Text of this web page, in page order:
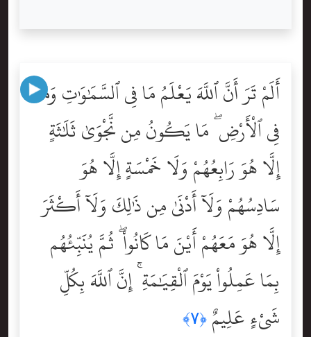
أَلَمْ تَرَ أَنَّ ٱللَّهَ يَعْلَمُ مَا فِى ٱلسَّمَٰوَٰتِ وَمَا
فِى ٱلْأَرْضِ ۖ مَا يَكُونُ مِن نَّجْوَىٰ ثَلَٰثَةٍ
إِلَّا هُوَ رَابِعُهُمْ وَلَا خَمْسَةٍ إِلَّا هُوَ
سَادِسُهُمْ وَلَآ أَدْنَىٰ مِن ذَٰلِكَ وَلَآ أَكْثَرَ
إِلَّا هُوَ مَعَهُمْ أَيْنَ مَا كَانُواْ ۖ ثُمَّ يُنَبِّئُهُم
بِمَا عَمِلُواْ يَوْمَ ٱلْقِيَٰمَةِ ۚ إِنَّ ٱللَّهَ بِكُلِّ
شَىْءٍ عَلِيمٌ ﴿٧﴾